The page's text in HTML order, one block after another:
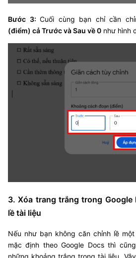
Bước 3: Cuối cùng bạn chỉ cần
(điểm) cả Trước và Sau về 0 như hình
3. Xóa trang trắng trong Google
lề tài liệu
Nếu như bạn không căn chỉnh lề
mặc định theo Google Docs thì